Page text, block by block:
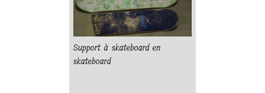
Support à skateboard en
skateboard